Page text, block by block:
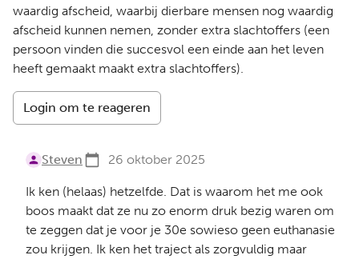
waardig afscheid, waarbij dierbare mensen nog waardig
afscheid kunnen nemen, zonder extra slachtoffers (een
persoon vinden die succesvol een einde aan het leven
heeft gemaakt maakt extra slachtoffers).
Login om te reageren
Steven 26 oktober 2025
Ik ken (helaas) hetzelfde. Dat is waarom het me ook
boos maakt dat ze nu zo enorm druk bezig waren om
te zeggen dat je voor je 30e sowieso geen euthanasie
zou krijgen. Ik ken het traject als zorgvuldig maar